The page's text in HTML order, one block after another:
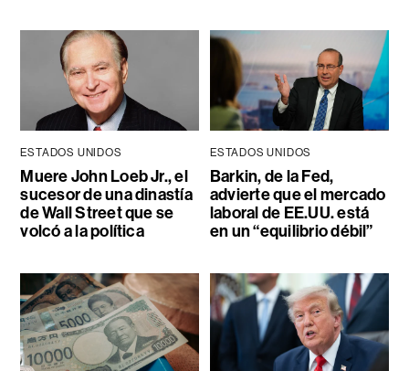
ESTADOS UNIDOS
Muere John Loeb Jr., el
sucesor de una dinastía
de Wall Street que se
volcó a la política
ESTADOS UNIDOS
Barkin, de la Fed,
advierte que el mercado
laboral de EE.UU. está
en un “equilibrio débil”